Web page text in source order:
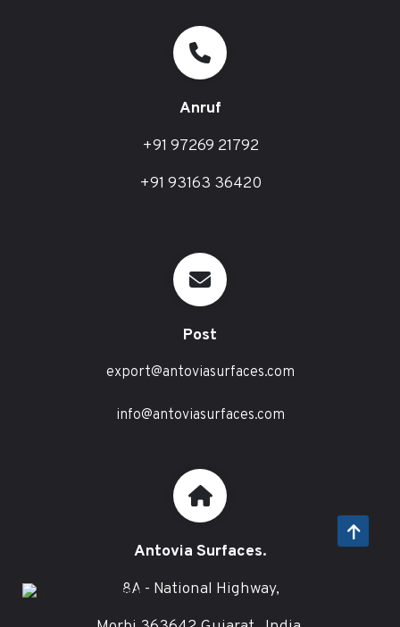
Anruf
+91 97269 21792
+91 93163 36420
Post
export@antoviasurfaces.com
info@antoviasurfaces.com
Antovia Surfaces.
8A - National Highway,